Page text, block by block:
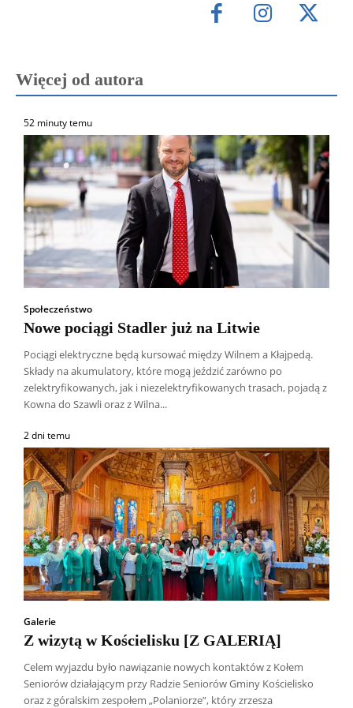
Więcej od autora
52 minuty temu
Społeczeństwo
Nowe pociągi Stadler już na Litwie
Pociągi elektryczne będą kursować między Wilnem a Kłajpedą.
Składy na akumulatory, które mogą jeździć zarówno po
zelektryfikowanych, jak i niezelektryfikowanych trasach, pojadą z
Kowna do Szawli oraz z Wilna...
2 dni temu
Galerie
Z wizytą w Kościelisku [Z GALERIĄ]
Celem wyjazdu było nawiązanie nowych kontaktów z Kołem
Seniorów działającym przy Radzie Seniorów Gminy Kościelisko
oraz z góralskim zespołem „Polaniorze”, który zrzesza